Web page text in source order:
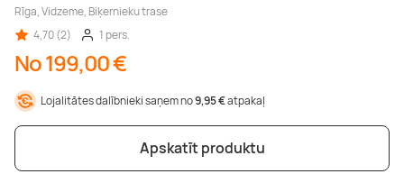
Rīga, Vidzeme, Biķernieku trase
4,70 (2)
1 pers.
No 199,00 €
Lojalitātes dalībnieki saņem no9,95 €atpakaļ
Apskatīt produktu